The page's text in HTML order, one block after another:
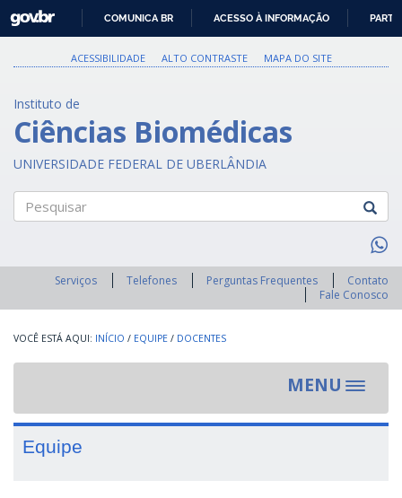
PARA
O
GOVBR
COMUNICA BR ACESSO À INFORMAÇÃO
ACESSIBILIDADE ALTO CONTRASTE MAPA DO SITE
Instituto de
Ciências Biomédicas
UNIVERSIDADE FEDERAL DE UBERLÂNDIA
Serviços Telefones Perguntas Frequentes
Contato
Fale Conosco
INÍCIO / EQUIPE / DOCENTES
MENU
Toggle
Equipe